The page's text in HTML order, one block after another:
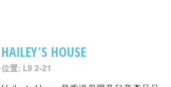
HAILEY'S HOUSE
位置: L9 2-21